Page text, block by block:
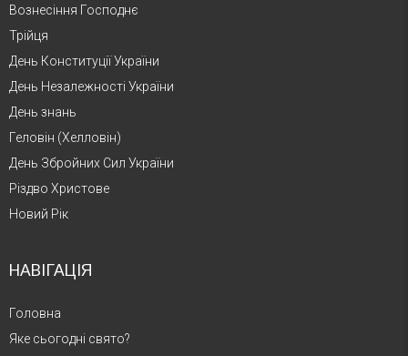
Вознесіння Господнє
Трійця
День Конституції України
День Незалежності України
День знань
Геловін (Хелловін)
День Збройних Сил України
Різдво Христове
Новий Рік
НАВІГАЦІЯ
Головна
Яке сьогодні свято?